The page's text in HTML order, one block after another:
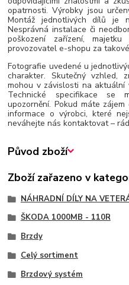
opatrnosti. Výrobky jsou
Montáž jednotlivých dílů je
Nesprávná instalace či
poškození zařízení,
provozovatel e-shopu za
Fotografie uvedené u
charakter. Skutečný vzhled,
mohou v závislosti na
Technické specifikace se
upozornění. Pokud máte
informace o výrobci, které
neváhejte nás kontaktovat –
Původ zboží
Zboží zařazeno v
NÁHRADNÍ DÍLY NA
ŠKODA 1000MB - 110R
Brzdy
Celý sortiment
Brzdový systém